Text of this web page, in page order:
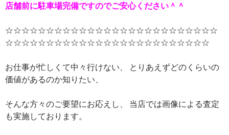
店舗前に駐車場完備ですのでご安心ください＾＾
☆☆☆☆☆☆☆☆☆☆☆☆☆☆☆☆☆☆☆☆☆☆☆☆☆☆
☆☆☆☆☆☆☆☆☆☆☆☆☆☆☆☆☆☆☆☆☆☆☆☆☆
お仕事が忙しくて中々行けない、 とりあえずどのくらいの
価値があるのか知りたい、
そんな方々のご要望にお応えし、 当店では画像による査定
も実施しております。